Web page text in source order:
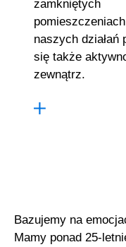
zamkniętych
naszych działań
się także
zewnątrz.
Bazujemy na
Mamy ponad 25-